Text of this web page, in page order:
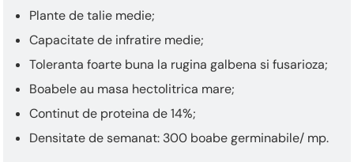
Plante de talie medie;
Capacitate de infratire medie;
Toleranta foarte buna la rugina galbena si fusarioza;
Boabele au masa hectolitrica mare;
Continut de proteina de 14%;
Densitate de semanat: 300 boabe germinabile/ mp.